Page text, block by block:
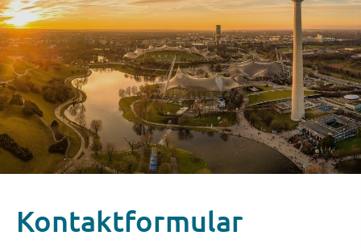
Kontaktformular